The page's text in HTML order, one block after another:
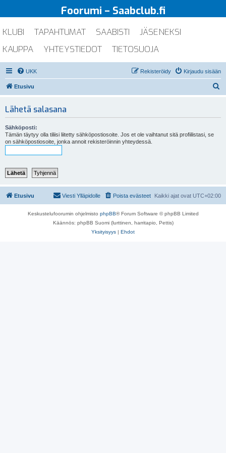
Foorumi – Saabclub.fi
KLUBI TAPAHTUMAT SAABISTI
JÄSENEKSI
KAUPPA
YHTEYSTIEDOT TIETOSUOJA
UKK Kirjaudu sisään
Rekisteröidy
Etusivu
Lähetä salasana
Sähköposti:
Tämän täytyy olla tiliisi liitetty sähköpostiosoite. Jos et ole vaihtanut sitä profiilistasi, se
on sähköpostiosoite, jonka annoit rekisteröinnin yhteydessä.
Etusivu Kaikki ajat ovat UTC+02:00
Poista evästeet
Viesti Ylläpidolle
Keskustelufoorumin ohjelmisto phpBB® Forum Software © phpBB Limited
Käännös: phpBB Suomi (lurttinen, harritapio, Pettis)
Yksityisyys | Ehdot